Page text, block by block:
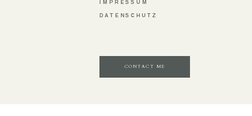
IMPRESSUM
DATENSCHUTZ
CONTACT ME